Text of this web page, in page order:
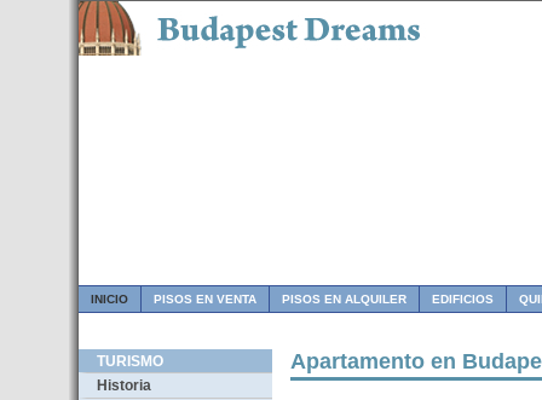
INICIO PISOS EN VENTA PISOS EN ALQUILER EDIFICIOS
TURISMO
Historia
Apartamento en